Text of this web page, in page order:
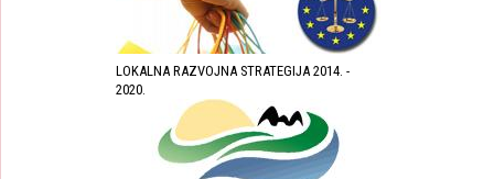
LOKALNA RAZVOJNA STRATEGIJA 2014. -
2020.